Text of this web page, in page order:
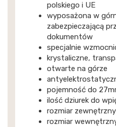
polskiego i UE
wyposażona w
zabezpieczającą
dokumentów
specjalnie
krystaliczne,
otwarte na górze
pojemność do
ilość dziurek do
rozmiar
rozmiar